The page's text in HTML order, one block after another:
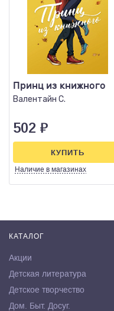
Принц из книжного
Валентайн С.
502 ₽
Наличие в магазинах
КУПИТЬ
КАТАЛОГ
Акции
Детская литература
Детское творчество
Дом. Быт. Досуг.